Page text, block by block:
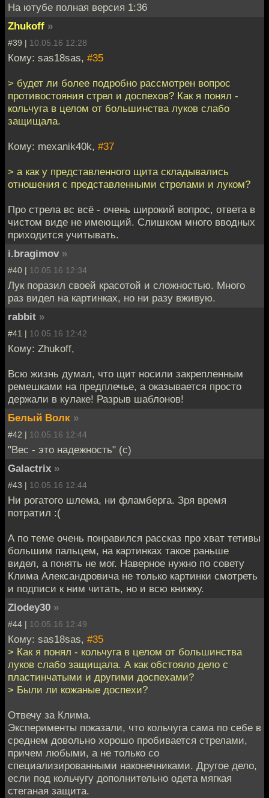
На ютубе полная версия 1:36
Zhukoff »
#39 | 10.05.16 12:28
Кому: sas18sas, #35
> будет ли более подробно рассмотрен вопрос
противостояния стрел и доспехов? Как я понял -
кольчуга в целом от большинства луков слабо
защищала.
Кому: mexanik40k, #37
> а как у представленного щита складывались
отношения с представленными стрелами и луком?
Про стрела вс всё - очень широкий вопрос, ответа в
чистом виде не имеющий. Слишком много вводных
приходится учитывать.
i.bragimov »
#40 | 10.05.16 12:34
Лук поразил своей красотой и сложностью. Много
раз видел на картинках, но ни разу вживую.
rabbit »
#41 | 10.05.16 12:42
Кому: Zhukoff,
Всю жизнь думал, что щит носили закрепленным
ремешками на предплечье, а оказывается просто
держали в кулаке! Разрыв шаблонов!
Белый Волк »
#42 | 10.05.16 12:44
"Вес - это надежность" (с)
Galactrix »
#43 | 10.05.16 12:44
Ни рогатого шлема, ни фламберга. Зря время
потратил :(
А по теме очень понравился рассказ про хват тетивы
большим пальцем, на картинках такое раньше
видел, а понять не мог. Наверное нужно по совету
Клима Александровича не только картинки смотреть
и подписи к ним читать, но и всю книжку.
Zlodey30 »
#44 | 10.05.16 12:49
Кому: sas18sas, #35
> Как я понял - кольчуга в целом от большинства
луков слабо защищала. А как обстояло дело с
пластинчатыми и другими доспехами?
> Были ли кожаные доспехи?
Отвечу за Клима.
Эксперименты показали, что кольчуга сама по себе в
среднем довольно хорошо пробивается стрелами,
причем любыми, а не только со
специализированными наконечниками. Другое дело,
если под кольчугу дополнительно одета мягкая
стеганая защита.